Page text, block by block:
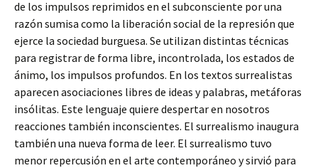
de los impulsos reprimidos en el subconsciente por una
razón sumisa como la liberación social de la represión que
ejerce la sociedad burguesa. Se utilizan distintas técnicas
para registrar de forma libre, incontrolada, los estados de
ánimo, los impulsos profundos. En los textos surrealistas
aparecen asociaciones libres de ideas y palabras, metáforas
insólitas. Este lenguaje quiere despertar en nosotros
reacciones también inconscientes. El surrealismo inaugura
también una nueva forma de leer. El surrealismo tuvo
menor repercusión en el arte contemporáneo y sirvió para